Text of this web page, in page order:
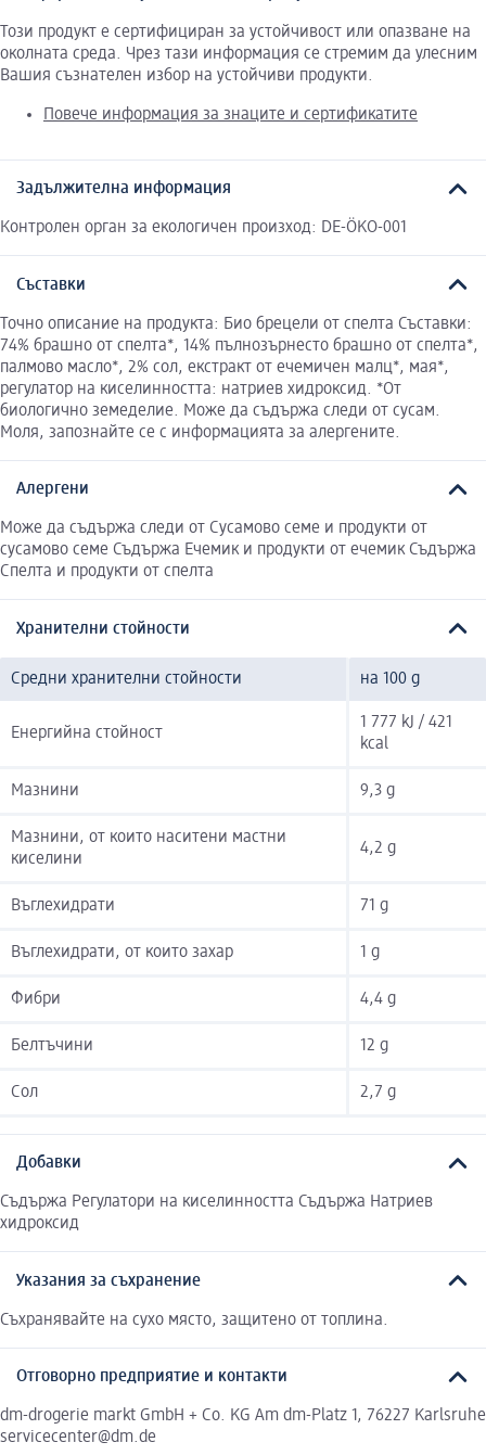
Този продукт е сертифициран за устойчивост или опазване на
околната среда. Чрез тази информация се стремим да улесним
Вашия съзнателен избор на устойчиви продукти.
Повече информация за знаците и сертификатите
Задължителна информация
Контролен орган за екологичен произход: DE-ÖKO-001
Съставки
Точно описание на продукта: Био брецели от спелта Съставки:
74% брашно от спелта*, 14% пълнозърнесто брашно от спелта*,
палмово масло*, 2% сол, екстракт от ечемичен малц*, мая*,
регулатор на киселинността: натриев хидроксид. *Oт
биологично земеделие. Може да съдържа следи от сусам.
Моля, запознайте се с информацията за алергените.
Алергени
Може да съдържа следи от Сусамово семе и продукти от
сусамово семе Съдържа Ечемик и продукти от ечемик Съдържа
Спелта и продукти от спелта
Хранителни стойности
Средни хранителни стойности на 100 g
Енергийна стойност
1 777 kJ / 421
kcal
Мазнини 9,3 g
Мазнини, от които наситени мастни
киселини
4,2 g
Въглехидрати 71 g
Въглехидрати, от които захар 1 g
Фибри 4,4 g
Белтъчини 12 g
Сол 2,7 g
Добавки
Съдържа Регулатори на киселинността Съдържа Натриев
хидроксид
Указания за съхранение
Съхранявайте на сухо място, защитено от топлина.
Отговорно предприятие и контакти
dm-drogerie markt GmbH + Co. KG Am dm-Platz 1, 76227 Karlsruhe
servicecenter@dm.de